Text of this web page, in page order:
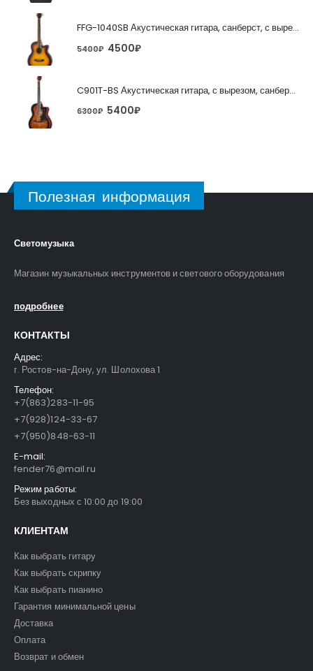
FFG-1040SB Акустическая гитара, санберст, с вырезом, Foix
5400₽ 4500₽
C901T-BS Акустическая гитара, с вырезом, санберст, Caraya
6300₽ 5400₽
Полезная информация
Светомузыка
Магазин музыкальных инструментов и светового оборудования
подробнее
КОНТАКТЫ
Адрес:
г. Ростов-на-Дону, ул. Шолохова 1
Телефон:
+7(863)283-11-95
+7(928)124-33-67
+7(950)848-63-11
E-mail:
fender76@mail.ru
Режим работы:
Без выходных с 10:00 до 19:00
КЛИЕНТАМ
Как выбрать гитару
Как выбрать скрипку
Как выбрать пианино
Гарантия минимальной цены
Доставка
Оплата
Возврат и обмен